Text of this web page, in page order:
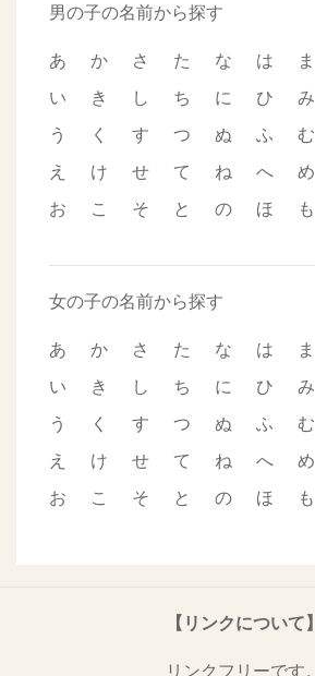
男の子の名前から探す
あ
い
う
え
お
か
き
く
け
こ
さ
し
す
せ
そ
た
ち
つ
て
と
な
に
ぬ
ね
の
は
ひ
ふ
へ
ほ
ま
み
む
め
も
女の子の名前から探す
あ
い
う
え
お
か
き
く
け
こ
さ
し
す
せ
そ
た
ち
つ
て
と
な
に
ぬ
ね
の
は
ひ
ふ
へ
ほ
ま
み
む
め
も
【リンクについて】
リンクフリーです。